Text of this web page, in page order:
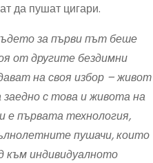
да пушат цигари.
за първи път беше
от другите бездимни
на своя избор – живот
с това и живота на
е първата технология,
пушачи, които
към индивидуалното